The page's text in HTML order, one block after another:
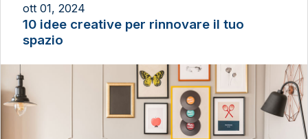
ott 01, 2024
10 idee creative per rinnovare il tuo
spazio